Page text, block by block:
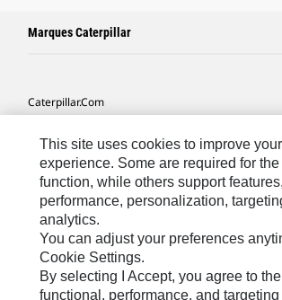
Marques Caterpillar
Caterpillar.com
Mes Préférences Marketing
Plan Du Site
Cookie Settings
Légales
Confidentialité
This site uses cookies to improve your
experience. Some are required for
function, while others support features,
performance, personalization,
analytics.
You can adjust your preferences
Cookie Settings.
By selecting I Accept, you agree to
functional, performance, and